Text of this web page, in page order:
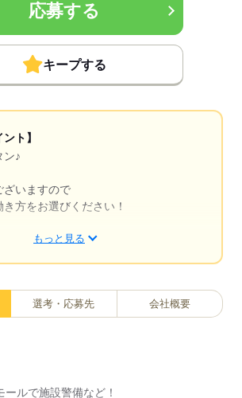
応募する
キープする
ト】
ン♪
ざいますので
方をお選びください！
もっと見る
選考・応募先 会社概要
ルで施設警備など！